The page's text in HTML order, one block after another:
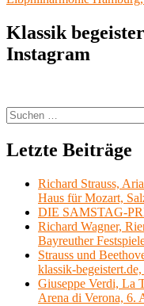
Klassik
Instagram
Suchen
nach:
Letzte Beiträge
Richard Strauss,
Haus für Mozart,
DIE SAMSTAG-
Richard Wagner,
Bayreuther
Strauss und
klassik-
Giuseppe Verdi, La
Arena di Verona, 6.